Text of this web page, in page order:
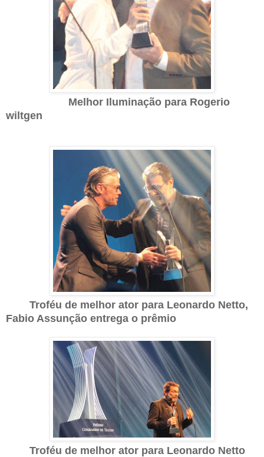
Melhor Iluminação para Rogerio
wiltgen
Troféu de melhor ator para Leonardo Netto,
Fabio Assunção entrega o prêmio
Troféu de melhor ator para Leonardo Netto